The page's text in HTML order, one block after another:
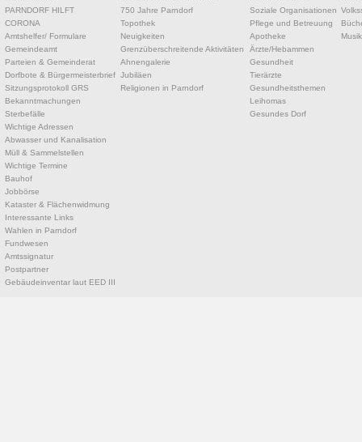
PARNDORF HILFT
CORONA
Amtshelfer/ Formulare
Gemeindeamt
Parteien & Gemeinderat
Dorfbote & Bürgermeisterbrief
Sitzungsprotokoll GRS
Bekanntmachungen
Sterbefälle
Wichtige Adressen
Abwasser und Kanalisation
Müll & Sammelstellen
Wichtige Termine
Bauhof
Jobbörse
Kataster & Flächenwidmung
Interessante Links
Wahlen in Parndorf
Fundwesen
Amtssignatur
Postpartner
Gebäudeinventar laut EED III
750 Jahre Parndorf
Topothek
Neuigkeiten
Grenzüberschreitende Aktivitäten
Ahnengalerie
Jubiläen
Religionen in Parndorf
Soziale Organisationen
Pflege und Betreuung
Apotheke
Ärzte/Hebammen
Gesundheit
Tierärzte
Gesundheitsthemen
Leihomas
Gesundes Dorf